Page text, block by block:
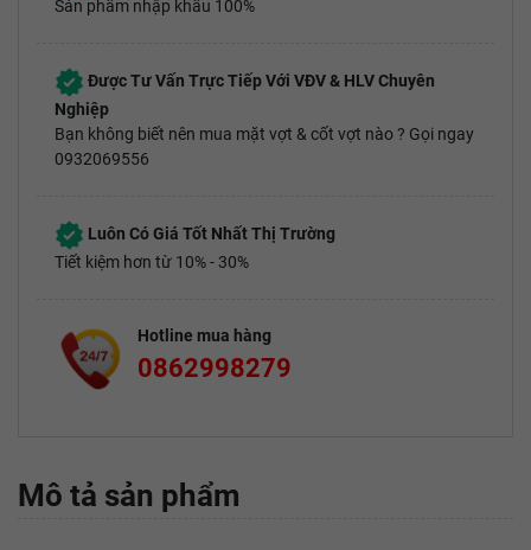
Sản phẩm nhập khẩu 100%
Được Tư Vấn Trực Tiếp Với VĐV & HLV Chuyên
Nghiệp
Bạn không biết nên mua mặt vợt & cốt vợt nào ? Gọi ngay
0932069556
Luôn Có Giá Tốt Nhất Thị Trường
Tiết kiệm hơn từ 10% - 30%
Hotline mua hàng
0862998279
Mô tả sản phẩm